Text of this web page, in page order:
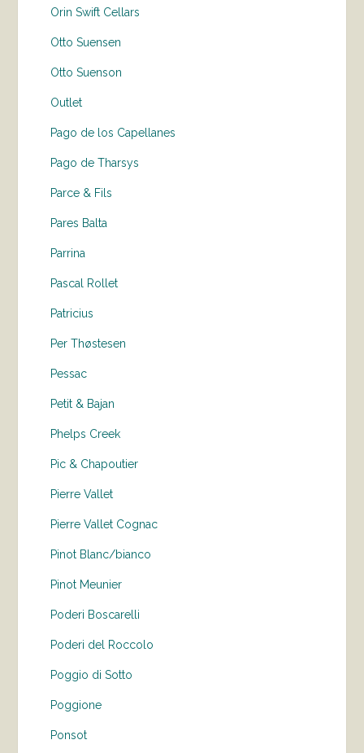
Orin Swift Cellars
Otto Suensen
Otto Suenson
Outlet
Pago de los Capellanes
Pago de Tharsys
Parce & Fils
Pares Balta
Parrina
Pascal Rollet
Patricius
Per Thøstesen
Pessac
Petit & Bajan
Phelps Creek
Pic & Chapoutier
Pierre Vallet
Pierre Vallet Cognac
Pinot Blanc/bianco
Pinot Meunier
Poderi Boscarelli
Poderi del Roccolo
Poggio di Sotto
Poggione
Ponsot